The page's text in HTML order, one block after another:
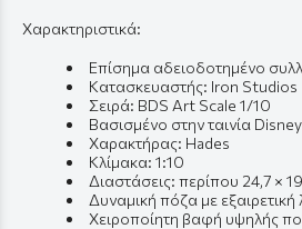
Χαρακτηριστικά:
Επίσημα αδειοδοτημένο
Κατασκευαστής: Iron Studios
Σειρά: BDS Art Scale 1/10
Βασισμένο στην ταινία
Χαρακτήρας: Hades
Κλίμακα: 1:10
Διαστάσεις: περίπου 24,7 ×
Δυναμική πόζα με εξαιρετική
Χειροποίητη βαφή υψηλής